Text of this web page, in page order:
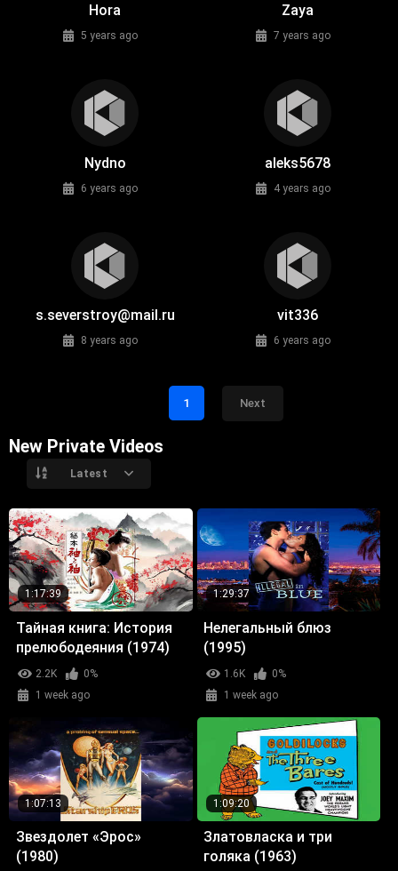
Hora
5 years ago
Zaya
7 years ago
Nydno
6 years ago
aleks5678
4 years ago
s.severstroy@mail.ru
8 years ago
vit336
6 years ago
1 Next
New Private Videos
Latest
1:17:39
Тайная книга: История
прелюбодеяния (1974)
2.2K
0%
1 week ago
1:29:37
Нелегальный блюз
(1995)
1.6K
0%
1 week ago
1:07:13
Звездолет «Эрос»
(1980)
1:09:20
Златовласка и три
голяка (1963)